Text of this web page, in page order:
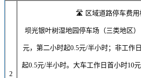
2
🛣️ 区域道路停车费用
坝光银叶树湿地园停车场（三类地区
元，第二小时起0.5元/半小时；非工作
起0.5元/半小时。大车工作日首小时10元